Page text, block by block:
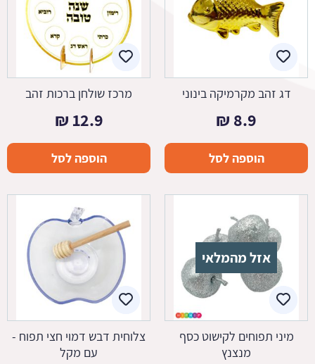
דג זהב מקרמיקה בינוני
8.9
₪
הוספה לסל
מרכז שולחן ברכות זהב
12.9
₪
הוספה לסל
אזל מהמלאי
מיני תפוחים לקישוט כסף
מנצנץ
צלוחית דבש דמוי חצי תפוח -
עם מקל